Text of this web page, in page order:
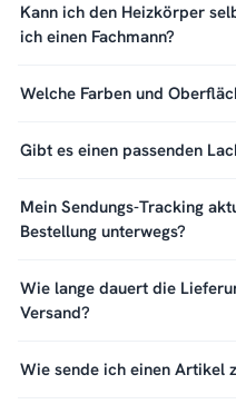
Kann ich den Heizkörper
ich einen Fachmann?
Welche Farben und
Gibt es einen passenden
Mein Sendungs-Tracking
Bestellung unterwegs?
Wie lange dauert die
Versand?
Wie sende ich einen Artikel